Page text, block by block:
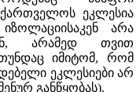
ეკლესია
იზოლაციისაკენ არა
არამედ თვით
იმიტომ, რომ
ეკლესიები არ
განწყობას).